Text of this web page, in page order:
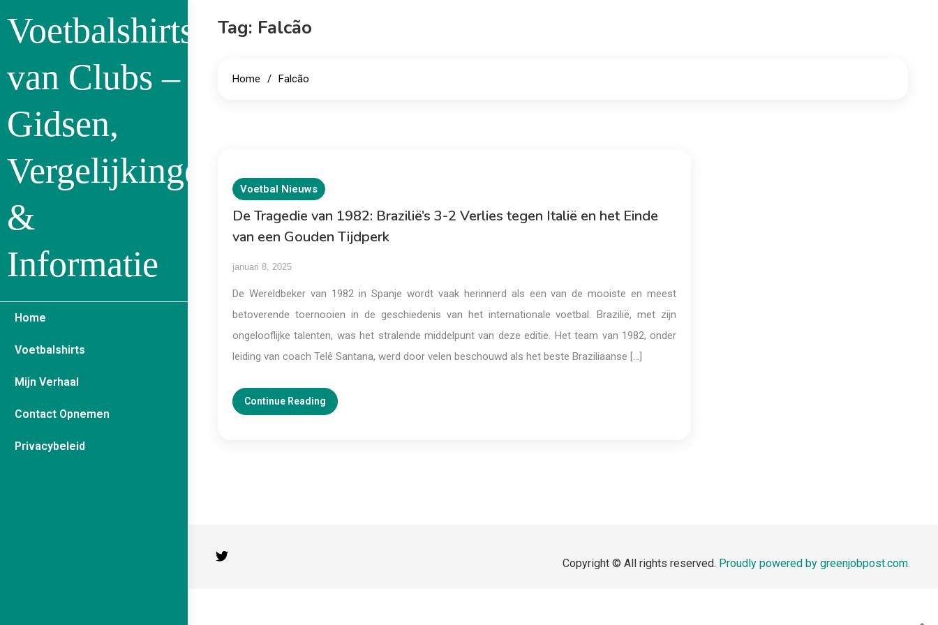
content
Voetbalshirts
van Clubs –
Gidsen,
Vergelijkingen
&
Informatie
Home
Voetbalshirts
Mijn Verhaal
Contact Opnemen
Privacybeleid
Tag: Falcão
Home Falcão
Voetbal Nieuws
De Tragedie van 1982: Brazilië’s 3-2 Verlies tegen Italië en het Einde
van een Gouden Tijdperk
januari 8, 2025
De Wereldbeker van 1982 in Spanje wordt vaak herinnerd als een van de mooiste en meest
betoverende toernooien in de geschiedenis van het internationale voetbal. Brazilië, met zijn
ongelooflijke talenten, was het stralende middelpunt van deze editie. Het team van 1982, onder
leiding van coach Telê Santana, werd door velen beschouwd als het beste Braziliaanse […]
Continue Reading
Copyright © All rights reserved. Proudly powered by greenjobpost.com.